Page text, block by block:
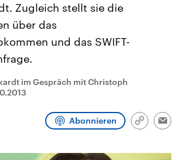
neuen
wird das
Koalition aus
regiert.-
Berichte
den Parteien
gehören die Vereinigten
aktuelle Weltgeschehen.
Programm
Zugleich stellt sie die
über das
und das SWIFT-
im Gespräch mit Christoph
Abonnieren
Link